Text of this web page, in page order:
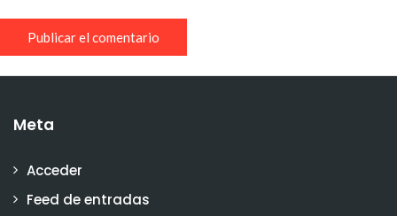
Meta
Acceder
Feed de entradas